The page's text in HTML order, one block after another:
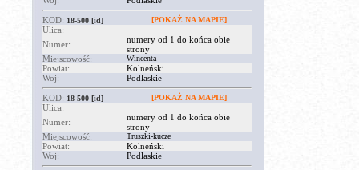
KOD: 18-500 [id] [POKAŻ NA MAPIE]
Ulica:
Numer:
numery od 1 do końca obie
strony
Miejscowość:
Wincenta
Powiat:
Kolneński
Woj:
Podlaskie
KOD: 18-500 [id] [POKAŻ NA MAPIE]
Ulica:
Numer:
numery od 1 do końca obie
strony
Miejscowość:
Truszki-kucze
Powiat:
Kolneński
Woj:
Podlaskie